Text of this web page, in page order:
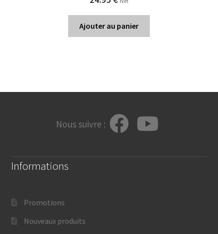
Ajouter au panier
Nous suivre :
Informations
Promotions
Nouveaux produits